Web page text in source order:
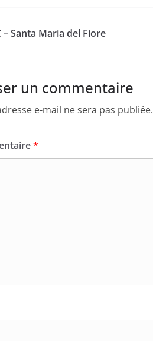
– Santa Maria del Fiore
un commentaire
e-mail ne sera pas publiée.
*